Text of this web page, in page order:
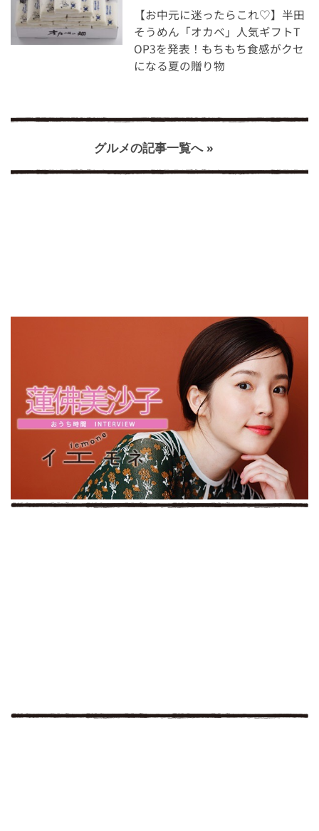
【お中元に迷ったらこれ♡】半田
そうめん「オカベ」人気ギフトT
OP3を発表！もちもち食感がクセ
になる夏の贈り物
グルメの記事一覧へ »